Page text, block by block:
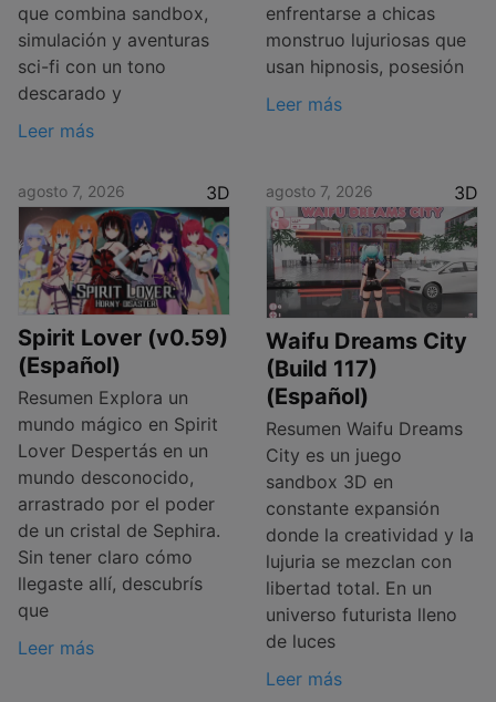
que combina sandbox,
simulación y aventuras
sci-fi con un tono
descarado y
Leer más
enfrentarse a chicas
monstruo lujuriosas que
usan hipnosis, posesión
Leer más
agosto 7, 2026 3D
Spirit Lover (v0.59)
(Español)
Resumen Explora un
mundo mágico en Spirit
Lover Despertás en un
mundo desconocido,
arrastrado por el poder
de un cristal de Sephira.
Sin tener claro cómo
llegaste allí, descubrís
que
Leer más
agosto 7, 2026 3D
Waifu Dreams City
(Build 117)
(Español)
Resumen Waifu Dreams
City es un juego
sandbox 3D en
constante expansión
donde la creatividad y la
lujuria se mezclan con
libertad total. En un
universo futurista lleno
de luces
Leer más